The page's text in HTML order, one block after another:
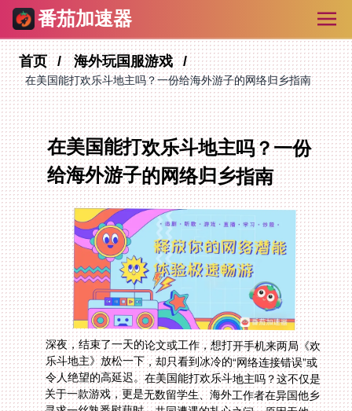
番茄加速器
首页 海外玩国服游戏
在美国能打欢乐斗地主吗？一份给海外游子的网络归乡指南
在美国能打欢乐斗地主吗？一份
给海外游子的网络归乡指南
深夜，结束了一天的论文或工作，想打开手机来两局《欢
乐斗地主》放松一下，却只看到冰冷的“网络连接错误”或
令人绝望的高延迟。在美国能打欢乐斗地主吗？这不仅是
关于一款游戏，更是无数留学生、海外工作者在异国他乡
寻求一丝熟悉慰藉时，共同遭遇的扎心之问。原因无他，
地理距离和网络边界筑起的高墙，让国服游戏成了“最遥
远的邻居”。别急，这篇文章就是为你准备的。我们将深
入探讨如何绕过这些障碍，不仅让你流畅斗地主，更能无
忧畅玩《无尽冬日》、《龙之谷2》等国服大作。而这一